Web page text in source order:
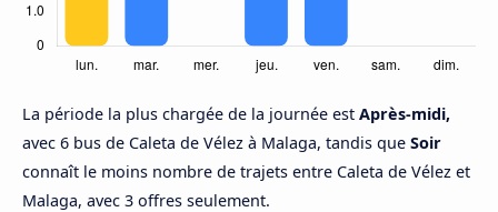
La période la plus chargée de la journée est Après-midi,
avec 6 bus de Caleta de Vélez à Malaga, tandis que Soir
connaît le moins nombre de trajets entre Caleta de Vélez et
Malaga, avec 3 offres seulement.